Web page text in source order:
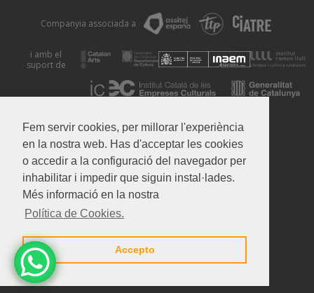
Fem servir cookies, per millorar l'experiència
en la nostra web. Has d'acceptar les cookies
o accedir a la configuració del navegador per
inhabilitar i impedir que siguin instal·lades.
Més informació en la nostra
Política de Cookies.
Accepto
Companyia associada a
i amb el
suport de